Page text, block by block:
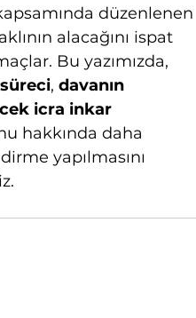
düzenlenen
alacağını ispat
Bu yazımızda,
, davanın
icra inkar
hakkında daha
yapılmasını